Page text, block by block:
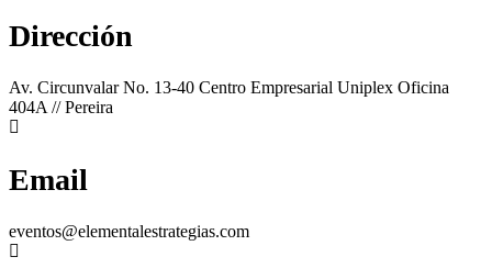
Dirección
Av. Circunvalar No. 13-40 Centro Empresarial Uniplex Oficina
404A // Pereira
Email
eventos@elementalestrategias.com